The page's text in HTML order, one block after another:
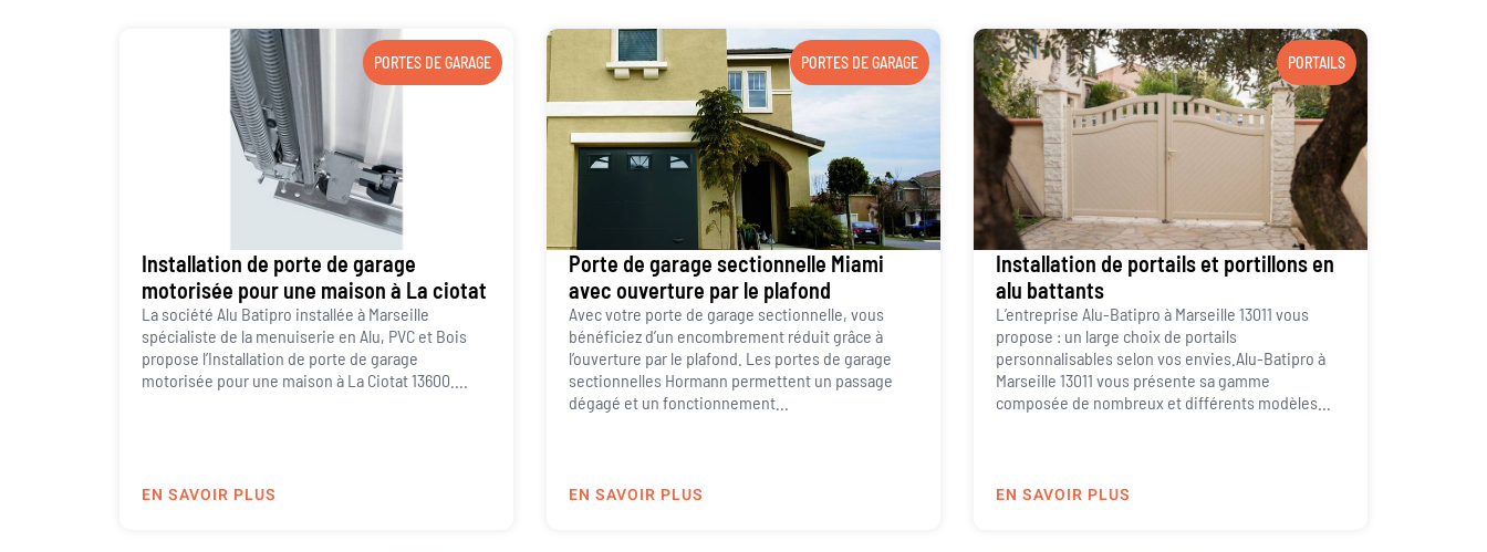
PORTES DE GARAGE
Installation de porte de garage
motorisée pour une maison à La ciotat
La société Alu Batipro installée à Marseille
spécialiste de la menuiserie en Alu, PVC et Bois
propose l’Installation de porte de garage
motorisée pour une maison à La Ciotat 13600....
EN SAVOIR PLUS
PORTES DE GARAGE
Porte de garage sectionnelle Miami
avec ouverture par le plafond
Avec votre porte de garage sectionnelle, vous
bénéficiez d’un encombrement réduit grâce à
l’ouverture par le plafond. Les portes de garage
sectionnelles Hormann permettent un passage
dégagé et un fonctionnement...
EN SAVOIR PLUS
PORTAILS
Installation de portails et portillons en
alu battants
L’entreprise Alu-Batipro à Marseille 13011 vous
propose : un large choix de portails
personnalisables selon vos envies.Alu-Batipro à
Marseille 13011 vous présente sa gamme
composée de nombreux et différents modèles...
EN SAVOIR PLUS